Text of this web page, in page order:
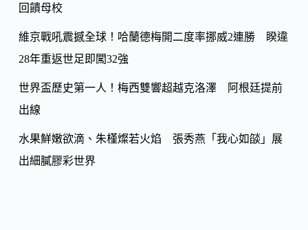
回饋母校
維京戰吼震撼全球！哈蘭德梅開二度率挪威2連勝 睽違
28年重返世足即闖32強
世界盃歷史第一人！梅西雙響超越克洛澤 阿根廷提前
出線
水果鮮嫩欲滴、朱槿燦若火焰 張秀燕「我心如燄」展
出細膩膠彩世界